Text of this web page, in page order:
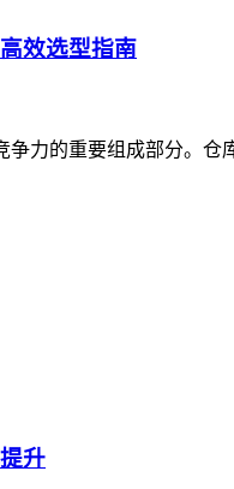
效选型指南
力的重要组成部分。
升